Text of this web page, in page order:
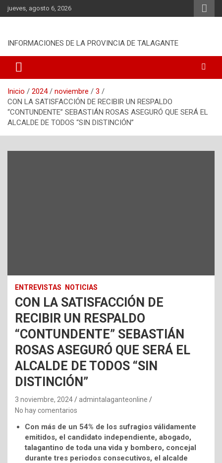
a
r
l
jueves, agosto 6, 2026
INFORMACIONES DE LA PROVINCIA DE TALAGANTE
Inicio 2024 noviembre
3
CON LA SATISFACCIÓN DE RECIBIR UN RESPALDO
“CONTUNDENTE” SEBASTIÁN ROSAS ASEGURÓ QUE SERÁ EL
ALCALDE DE TODOS “SIN DISTINCIÓN”
ENTREVISTAS NOTICIAS
CON LA SATISFACCIÓN DE
RECIBIR UN RESPALDO
“CONTUNDENTE” SEBASTIÁN
ROSAS ASEGURÓ QUE SERÁ EL
ALCALDE DE TODOS “SIN
DISTINCIÓN”
3 noviembre, 2024
admintalaganteonline
No hay comentarios
Con más de un 54% de los sufragios válidamente
emitidos, el candidato independiente, abogado,
talagantino de toda una vida y bombero, concejal
durante tres periodos consecutivos, el alcalde